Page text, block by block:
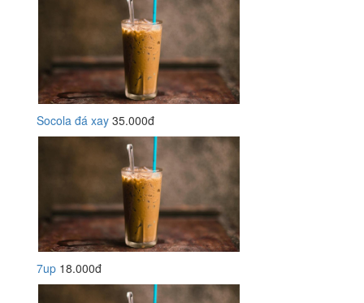
Socola đá xay 35.000đ
7up 18.000đ